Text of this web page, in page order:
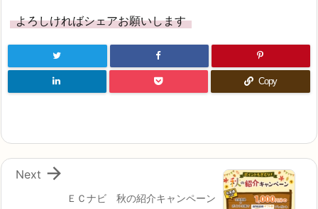
よろしければシェアお願いします
Copy
ＥＣナビ 秋の紹介キャンペーン

Next